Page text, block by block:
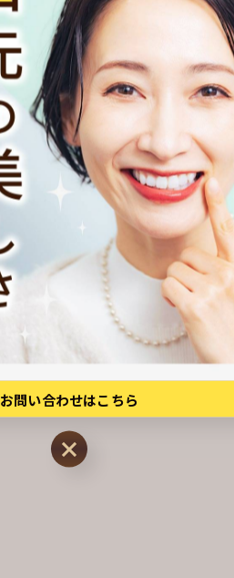
お問い合わせはこちら
お問い合わせはこちら